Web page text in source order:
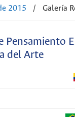
2015
/ Galería
Pensamiento
del Arte